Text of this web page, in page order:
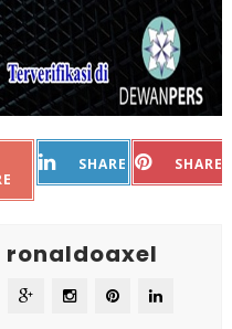
SHARE SHARE
ronaldoaxel